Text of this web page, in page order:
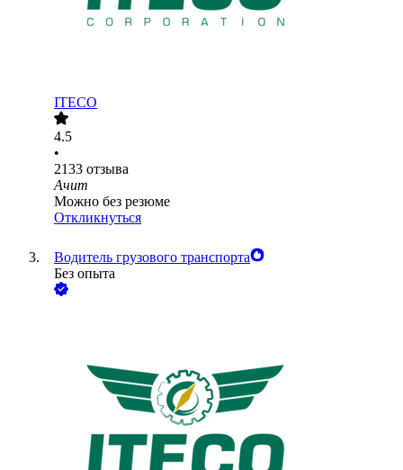
ITECO
4.5
•
2133 отзыва
Ачит
Можно без резюме
Откликнуться
Водитель грузового транспорта
Без опыта